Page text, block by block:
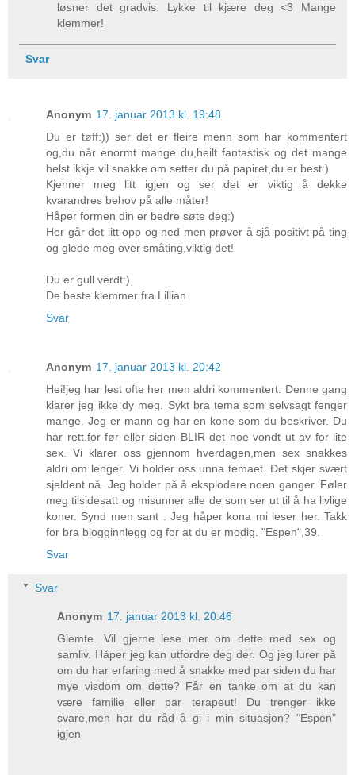
løsner det gradvis. Lykke til kjære deg <3 Mange
klemmer!
Svar
Anonym 17. januar 2013 kl. 19:48
Du er tøff:)) ser det er fleire menn som har kommentert
og,du når enormt mange du,heilt fantastisk og det mange
helst ikkje vil snakke om setter du på papiret,du er best:)
Kjenner meg litt igjen og ser det er viktig å dekke
kvarandres behov på alle måter!
Håper formen din er bedre søte deg:)
Her går det litt opp og ned men prøver å sjå positivt på ting
og glede meg over småting,viktig det!
Du er gull verdt:)
De beste klemmer fra Lillian
Svar
Anonym 17. januar 2013 kl. 20:42
Hei!jeg har lest ofte her men aldri kommentert. Denne gang
klarer jeg ikke dy meg. Sykt bra tema som selvsagt fenger
mange. Jeg er mann og har en kone som du beskriver. Du
har rett.for før eller siden BLIR det noe vondt ut av for lite
sex. Vi klarer oss gjennom hverdagen,men sex snakkes
aldri om lenger. Vi holder oss unna temaet. Det skjer svært
sjeldent nå. Jeg holder på å eksplodere noen ganger. Føler
meg tilsidesatt og misunner alle de som ser ut til å ha livlige
koner. Synd men sant . Jeg håper kona mi leser her. Takk
for bra blogginnlegg og for at du er modig. "Espen",39.
Svar
Svar
Anonym 17. januar 2013 kl. 20:46
Glemte. Vil gjerne lese mer om dette med sex og
samliv. Håper jeg kan utfordre deg der. Og jeg lurer på
om du har erfaring med å snakke med par siden du har
mye visdom om dette? Får en tanke om at du kan
være familie eller par terapeut! Du trenger ikke
svare,men har du råd å gi i min situasjon? "Espen"
igjen